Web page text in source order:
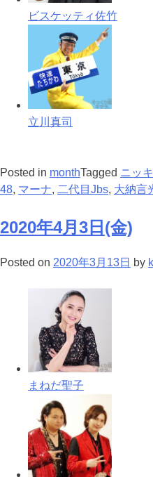
ビスケッティ佐竹
立川真司
Posted in monthTagged ニッ
48, マーナ, 二代目Jbs, 大納言
2020年4月3日(金)
Posted on 2020年3月13日 by
まねだ聖子